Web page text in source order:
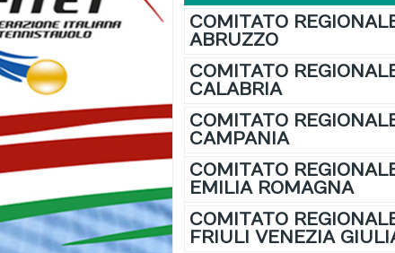
COMITATO
ABRUZZO
COMITATO
CALABRIA
COMITATO
CAMPANIA
COMITATO
EMILIA ROMAGNA
COMITATO
FRIULI VENEZIA